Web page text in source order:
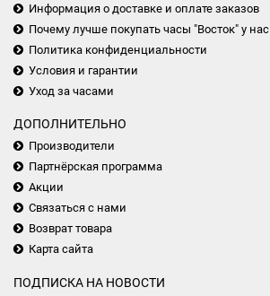
Информация о доставке и оплате заказов
Почему лучше покупать часы "Восток" у нас
Политика конфиденциальности
Условия и гарантии
Уход за часами
ДОПОЛНИТЕЛЬНО
Производители
Партнёрская программа
Акции
Связаться с нами
Возврат товара
Карта сайта
ПОДПИСКА НА НОВОСТИ